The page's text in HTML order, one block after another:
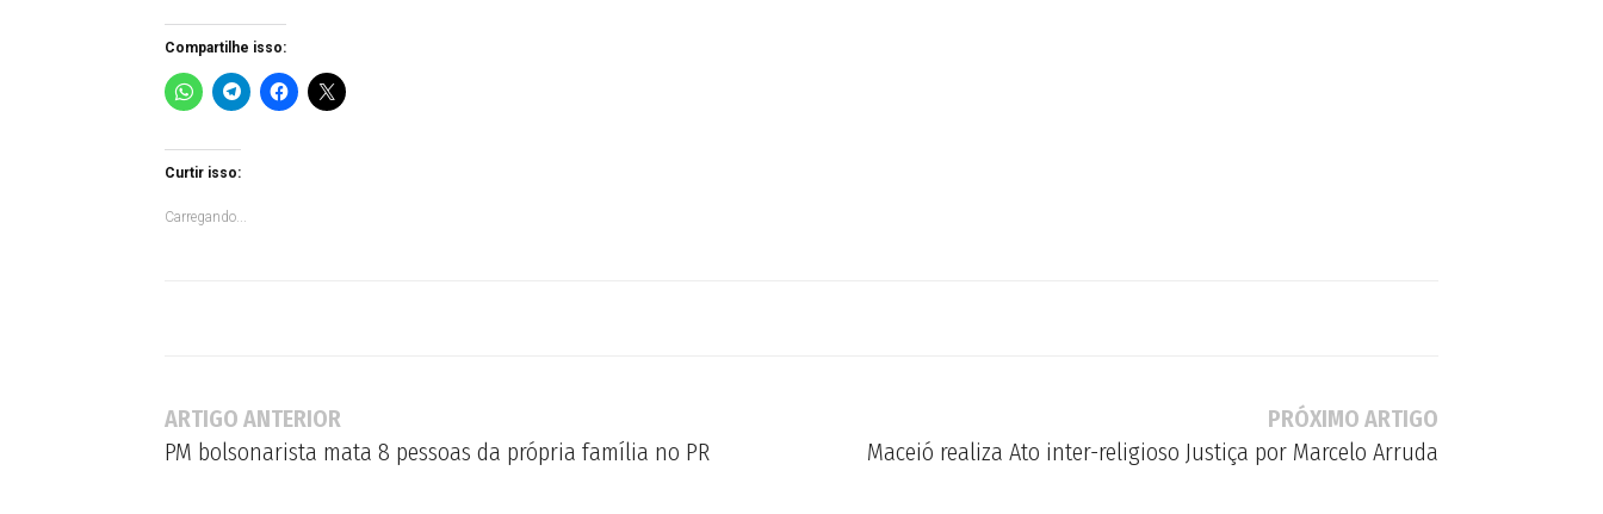
Compartilhe isso:
Curtir isso:
Carregando...
ARTIGO ANTERIOR
PM bolsonarista mata 8 pessoas da própria família no PR
PRÓXIMO ARTIGO
Maceió realiza Ato inter-religioso Justiça por Marcelo Arruda